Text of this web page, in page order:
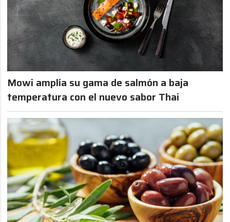
Mowi amplía su gama de salmón a baja
temperatura con el nuevo sabor Thai